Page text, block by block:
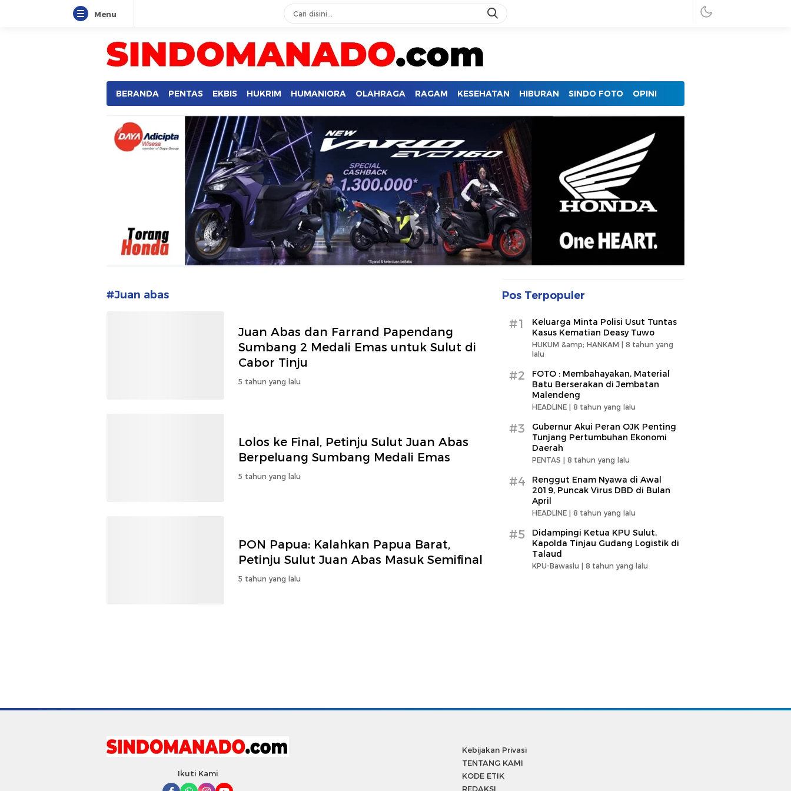
Menu
SINDOMANADO
Informatif dan Edukatif
BERANDA PENTAS EKBIS HUKRIM HUMANIORA OLAHRAGA RAGAM KESEHATAN HIBURAN SINDO FOTO OPINI
#Juan abas
Juan Abas dan Farrand Papendang
Sumbang 2 Medali Emas untuk Sulut di
Cabor Tinju
5 tahun yang lalu
Lolos ke Final, Petinju Sulut Juan Abas
Berpeluang Sumbang Medali Emas
5 tahun yang lalu
PON Papua: Kalahkan Papua Barat,
Petinju Sulut Juan Abas Masuk Semifinal
5 tahun yang lalu
Pos Terpopuler
#1
Keluarga Minta Polisi Usut Tuntas
Kasus Kematian Deasy Tuwo
HUKUM &amp; HANKAM | 8 tahun yang
lalu
#2
FOTO : Membahayakan, Material
Batu Berserakan di Jembatan
Malendeng
HEADLINE | 8 tahun yang lalu
#3
Gubernur Akui Peran OJK Penting
Tunjang Pertumbuhan Ekonomi
Daerah
PENTAS | 8 tahun yang lalu
#4
Renggut Enam Nyawa di Awal
2019, Puncak Virus DBD di Bulan
April
HEADLINE | 8 tahun yang lalu
#5
Didampingi Ketua KPU Sulut,
Kapolda Tinjau Gudang Logistik di
Talaud
KPU-Bawaslu | 8 tahun yang lalu
Ikuti Kami
Kebijakan Privasi
TENTANG KAMI
KODE ETIK
REDAKSI